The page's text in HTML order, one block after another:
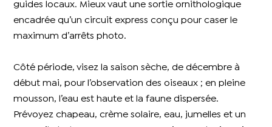
guides locaux. Mieux vaut une sortie ornithologique
encadrée qu’un circuit express conçu pour caser le
maximum d’arrêts photo.
Côté période, visez la saison sèche, de décembre à
début mai, pour l’observation des oiseaux ; en pleine
mousson, l’eau est haute et la faune dispersée.
Prévoyez chapeau, crème solaire, eau, jumelles et un